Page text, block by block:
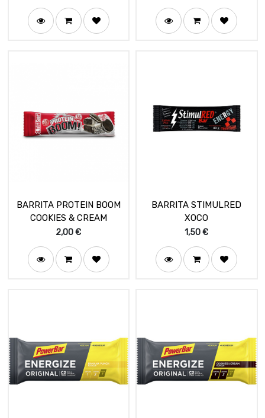
BARRITA PROTEIN BOOM
COOKIES & CREAM
2,00€
BARRITA STIMULRED
XOCO
1,50€